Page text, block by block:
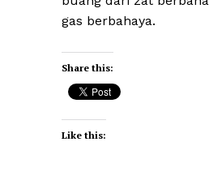
gas berbahaya.
Share this:
Like this: